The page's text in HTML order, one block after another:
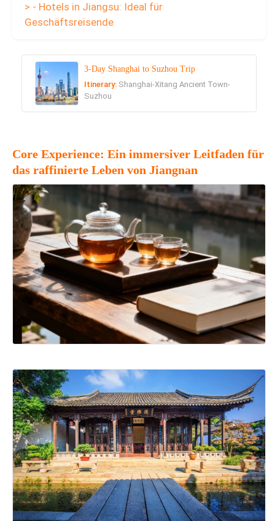
> - Hotels in Jiangsu: Ideal für
Geschäftsreisende
3-Day Shanghai to Suzhou Trip
Itinerary: Shanghai-Xitang Ancient Town-
Suzhou
Core Experience: Ein immersiver Leitfaden für
das raffinierte Leben von Jiangnan